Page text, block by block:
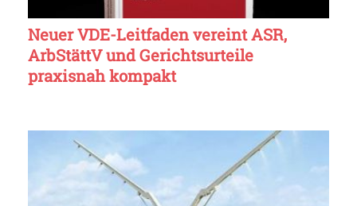
Neuer VDE-Leitfaden vereint ASR,
ArbStättV und Gerichtsurteile
praxisnah kompakt